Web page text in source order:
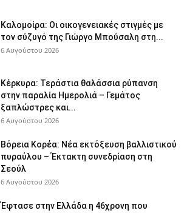
Καλομοίρα: Οι οικογενειακές στιγμές με
τον σύζυγό της Γιώργο Μπούσαλη στη...
6 Αυγούστου 2026
Κέρκυρα: Τεράστια θαλάσσια ρύπανση
στην παραλία Ημερολιά – Γεμάτος
ξαπλώστρες και...
6 Αυγούστου 2026
Βόρεια Κορέα: Νέα εκτόξευση βαλλιστικού
πυραύλου – Έκτακτη συνεδρίαση στη
Σεούλ
6 Αυγούστου 2026
Έφτασε στην Ελλάδα η 46χρονη που